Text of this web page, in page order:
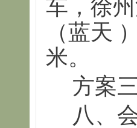
车，徐
（蓝天
米。
方案
八、